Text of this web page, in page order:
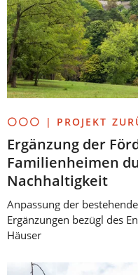
⚪⚪⚪ | PROJEKT
Ergänzung der
Familienheimen
Nachhaltigkeit
Anpassung der
Ergänzungen bezügl des
Häuser